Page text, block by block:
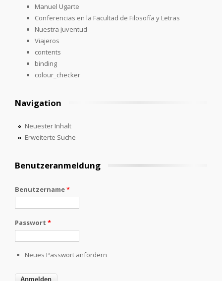
Manuel Ugarte
Conferencias en la Facultad de Filosofía y Letras
Nuestra juventud
Viajeros
contents
binding
colour_checker
Navigation
Neuester Inhalt
Erweiterte Suche
Benutzeranmeldung
Benutzername*
Passwort *
Neues Passwort anfordern